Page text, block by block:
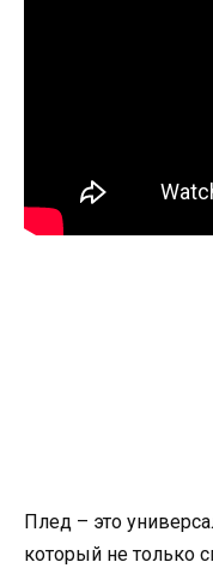
Плед – это
который не только